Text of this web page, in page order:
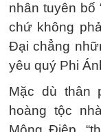
nhân tuyên bố
chứ không
Đại chẳng
yêu quý Phi
Mặc dù thân
hoàng tộc